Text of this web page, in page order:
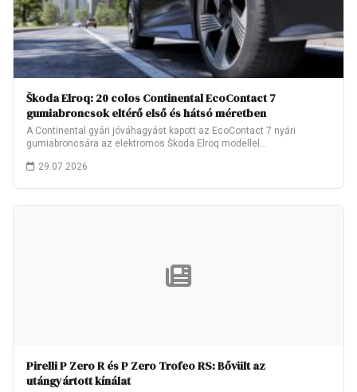
Škoda Elroq: 20 colos Continental EcoContact 7
gumiabroncsok eltérő első és hátsó méretben
A Continental gyári jóváhagyást kapott az EcoContact 7 nyári
gumiabroncsára az elektromos Škoda Elroq modellel…
29.07.2026
Pirelli P Zero R és P Zero Trofeo RS: Bővült az
utángyártott kínálat